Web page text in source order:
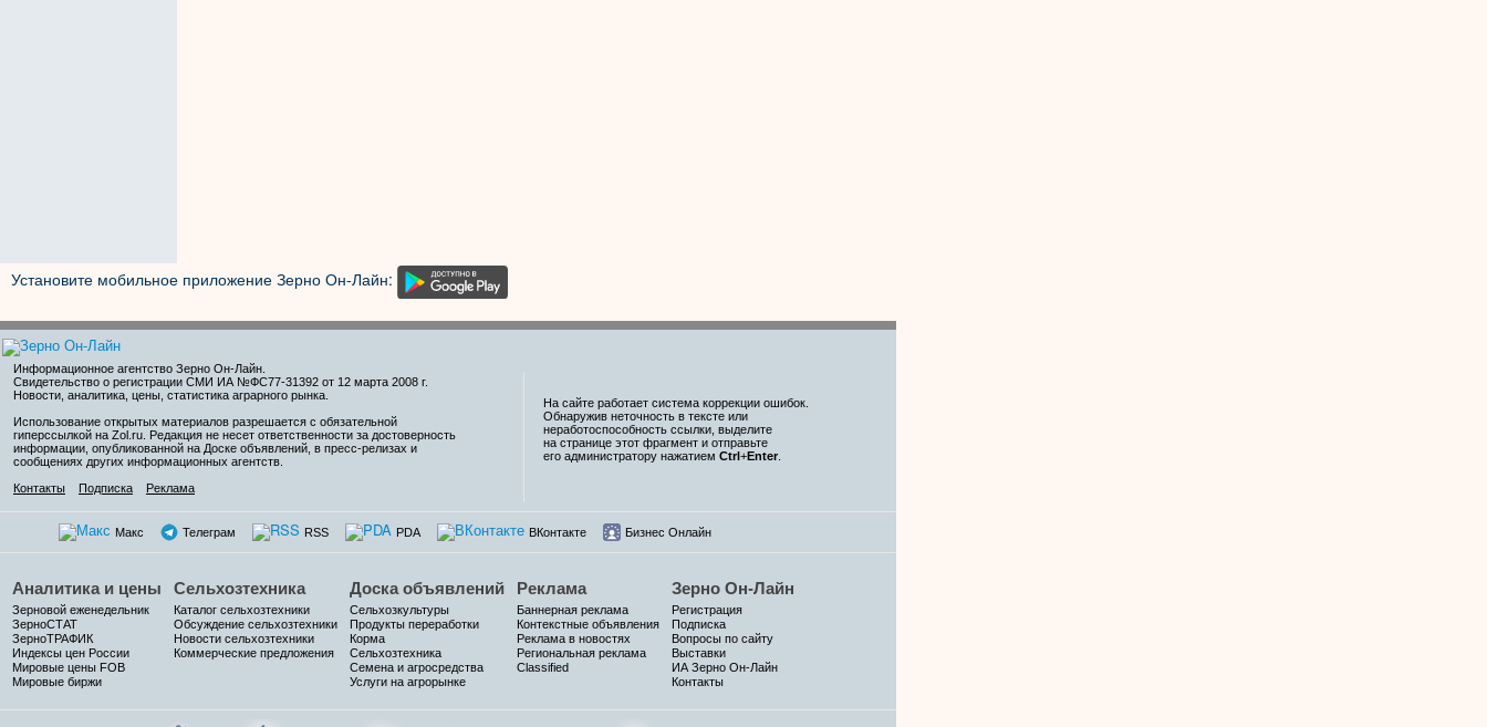
Установите мобильное приложение Зерно Он-Лайн:
Информационное агентство Зерно Он-Лайн
Свидетельство о регистрации СМИ ИА №ФС77-31392 от 12 марта 2008 г.
Новости, аналитика, цены, статистика аграрного рынка.
Использование открытых материалов разрешается с обязательной
гиперссылкой на Zol.ru. Редакция не несет ответственности за достоверность
информации, опубликованной на Доске объявлений, в пресс-релизах и
сообщениях других информационных агентств.
Контакты
Подписка Реклама
На сайте работает система коррекции ошибок.
Обнаружив неточность в тексте или
неработоспособность ссылки, выделите
на странице этот фрагмент и отправьте
его администратору нажатием Ctrl+Enter
Макс Телеграм RSS PDA ВКонтакте Бизнес Онлайн
Аналитика и цены
Зерновой еженедельник
ЗерноСТАТ
ЗерноТРАФИК
Индексы цен России
Мировые цены FOB
Мировые биржи
Сельхозтехника
Каталог сельхозтехники
Обсуждение сельхозтехники
Новости сельхозтехники
Коммерческие предложения
Доска объявлений
Сельхозкультуры
Продукты переработки
Корма
Сельхозтехника
Семена и агросредства
Услуги на агрорынке
Реклама
Баннерная реклама
Контекстные объявления
Реклама в новостях
Региональная реклама
Classified
Зерно Он-Лайн
Регистрация
Подписка
Вопросы по сайту
Выставки
ИА Зерно Он-Лайн
Контакты